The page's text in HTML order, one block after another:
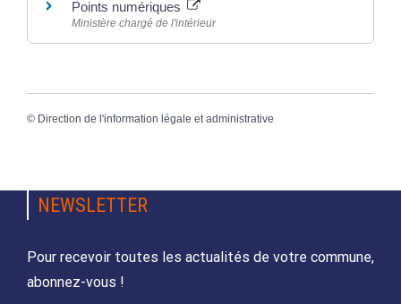
Points numériques
Ministère chargé de l'intérieur
© Direction de l'information légale et administrative
NEWSLETTER
Pour recevoir toutes les actualités de votre commune,
abonnez-vous !